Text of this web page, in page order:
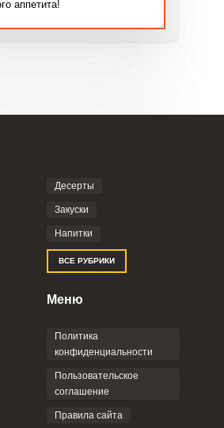
аппетита!
Десерты
Закуски
Напитки
ВСЕ РУБРИКИ
Меню
Политика
конфиденциальности
Пользовательское
соглашение
Правила сайта